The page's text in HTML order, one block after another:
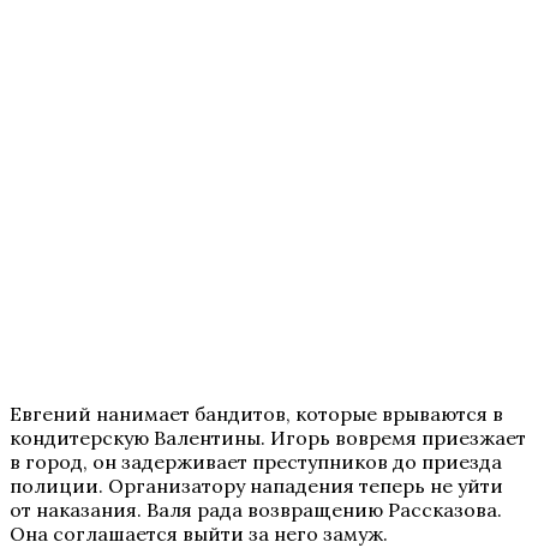
Евгений нанимает бандитов, которые врываются в
кондитерскую Валентины. Игорь вовремя приезжает
в город, он задерживает преступников до приезда
полиции. Организатору нападения теперь не уйти
от наказания. Валя рада возвращению Рассказова.
Она соглашается выйти за него замуж.